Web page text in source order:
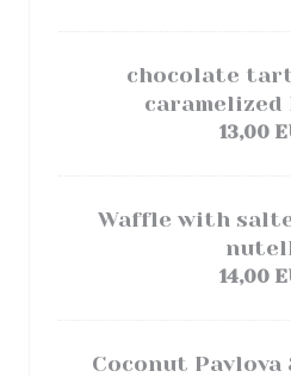
chocolate
caramelized
13,00
Waffle with
14,00
Coconut Pavlova